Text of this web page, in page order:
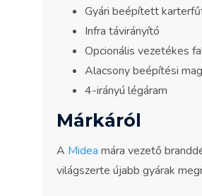
Gyári beépített
Infra távirányító
Opcionális vezetékes
Alacsony beépítési
4-irányú légáram
Márkáról
A Midea mára vezető
világszerte újabb gyárak